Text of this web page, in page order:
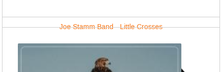
Joe Stamm Band - Little Crosses